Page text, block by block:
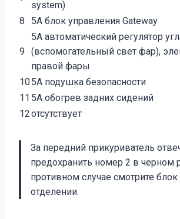
system)
8
5A блок управления Gateway
9
5A автоматический регулятор
(вспомогательный свет фар),
правой фары
105A подушка безопасности
11 5A обогрев задних сидений
12отсутствует
За передний прикуриватель
предохранить номер 2 в черном
противном случае смотрите
отделении.